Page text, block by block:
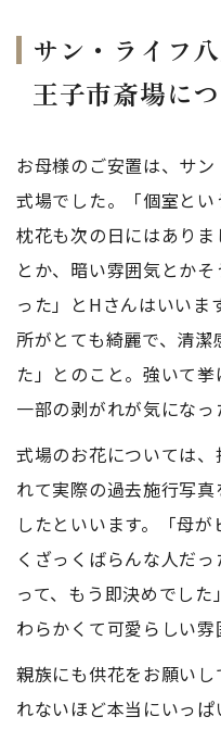
サン・ライフ
王子市斎場に
お母様のご安置は、サ
式場でした。「個室とい
枕花も次の日にはあり
とか、暗い雰囲気とか
った」とHさんはいいま
所がとても綺麗で、清
た」とのこと。強いて
一部の剥がれが気になっ
式場のお花については
れて実際の過去施行写
したといいます。「母
くざっくばらんな人だ
って、もう即決めでし
わらかくて可愛らしい雰
親族にも供花をお願い
れないほど本当にいっ